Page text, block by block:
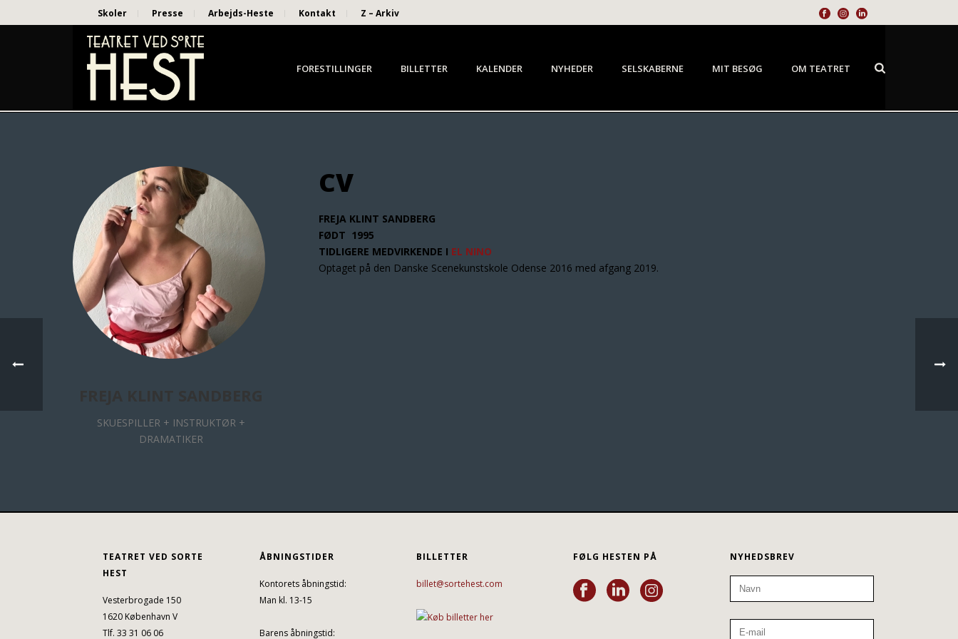
Skoler Presse Arbejds-Heste Kontakt Z – Arkiv
FORESTILLINGER BILLETTER KALENDER NYHEDER SELSKABERNE MIT BESØG OM TEATRET
SKUESPILLER + INSTRUKTØR +
DRAMATIKER
CV
FREJA KLINT SANDBERG
FØDT 1995
TIDLIGERE MEDVIRKENDE I EL NINO
Optaget på den Danske Scenekunstskole Odense 2016 med afgang 2019.
TEATRET VED SORTE
HEST
Vesterbrogade 150
1620 København V
Tlf. 33 31 06 06
ÅBNINGSTIDER
Kontorets åbningstid:
Man kl. 13-15
Barens åbningstid:
BILLETTER
billet@sortehest.com
FØLG HESTEN PÅ NYHEDSBREV